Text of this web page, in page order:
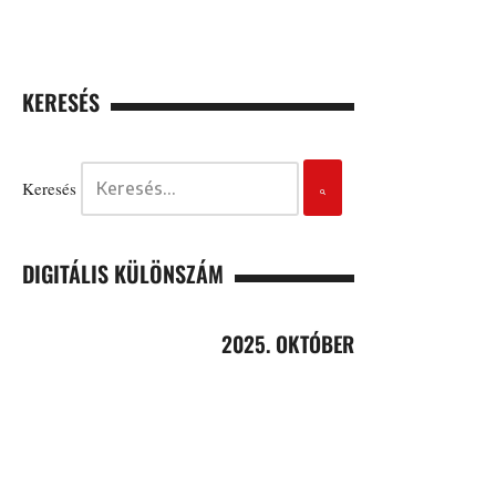
KERESÉS
Keresés
DIGITÁLIS KÜLÖNSZÁM
2025. OKTÓBER